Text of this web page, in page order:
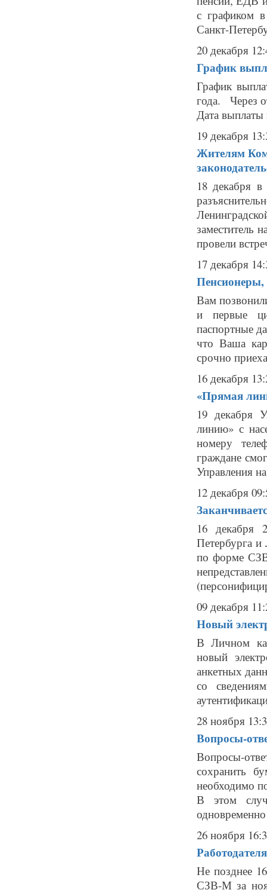
с графиком
Санкт-
20 декабря
График
График
года. Через
Дата выплаты
19 декабря
Жителям
18 декабря
заместитель
провели
17 декабря
Пенсионеры,
Вам
и первые
паспортные
что Ваша
срочно
16 декабря
«Прямая
19 декабря
линию» с
номеру
граждане
Управления
12 декабря
16 декабря
Петербурга и
по форме
09 декабря
Новый
В Личном
новый
анкетных
со
28 ноября
Вопросы-
Вопросы-
сохранить
необходимо
В этом
26 ноября
Не позднее
СЗВ-М за